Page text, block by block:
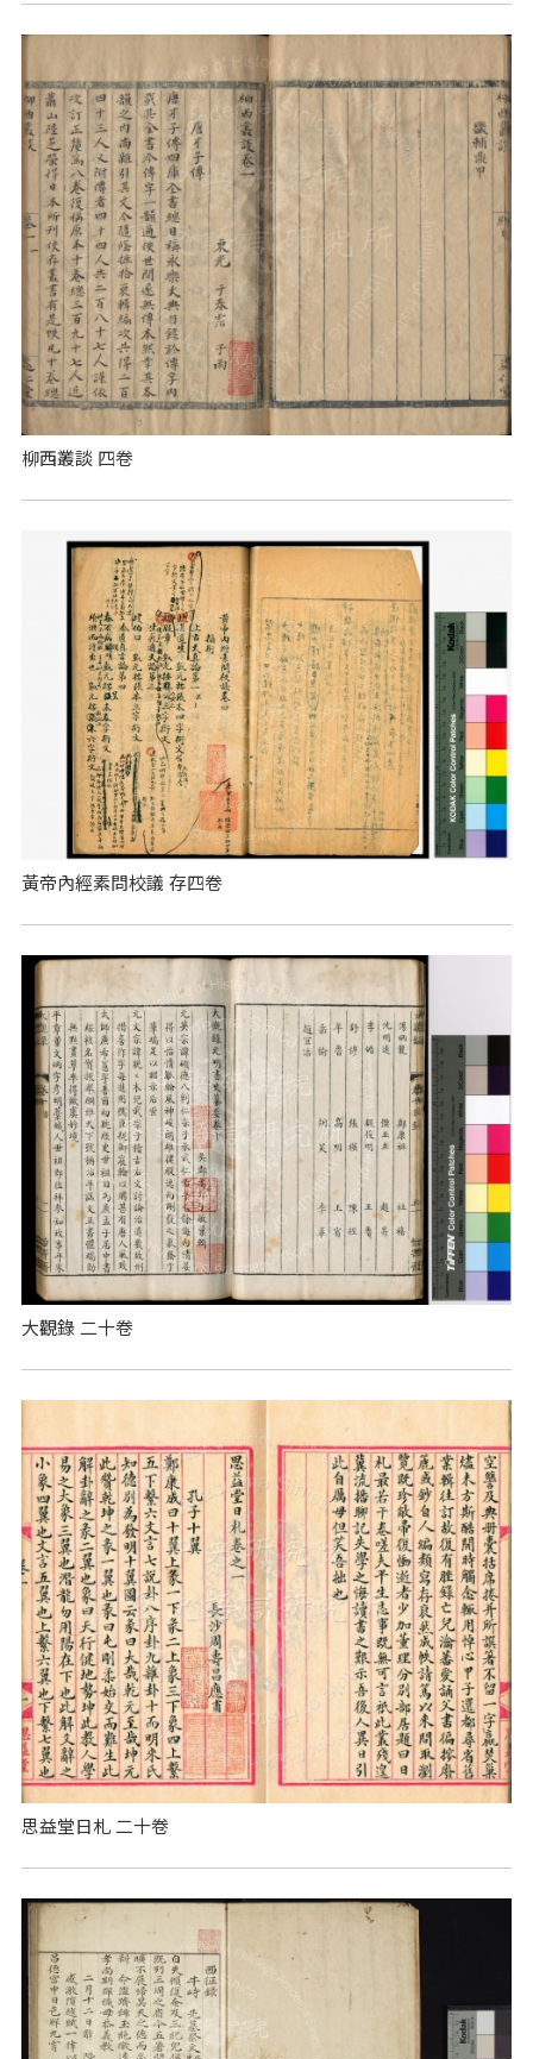
柳西叢談 四卷
黃帝內經素問校議 存四卷
大觀錄 二十卷
思益堂日札 二十卷